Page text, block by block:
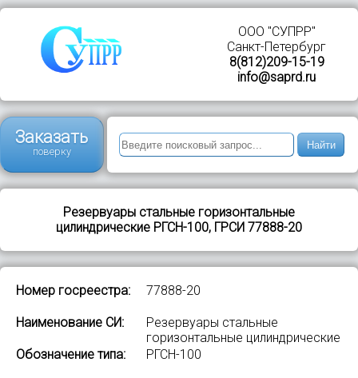
ООО "СУПРР"
Санкт-Петербург
8(812)209-15-19
info@saprd.ru
Заказать
поверку
Найти
Резервуары стальные горизонтальные
цилиндрические РГСН-100, ГРСИ 77888-20
Номер госреестра: 77888-20
Наименование СИ:
Резервуары стальные
горизонтальные цилиндрические
Обозначение типа:
РГСН-100